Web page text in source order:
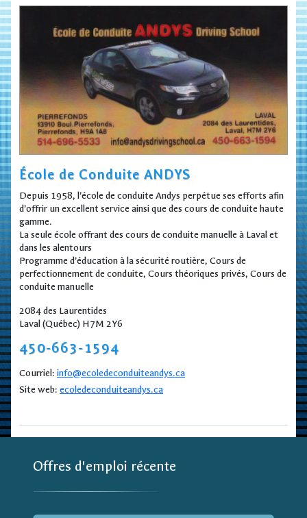
École de Conduite ANDYS
Depuis 1958, l’école de conduite Andys perpétue ses efforts afin
d’offrir un excellent service ainsi que des cours de conduite haute
gamme.
La seule école offrant des cours de conduite manuelle à Laval et
dans les alentours
Programme d’éducation à la sécurité routière, Cours de
perfectionnement de conduite, Cours théoriques privés, Cours de
conduite manuelle
2084 des Laurentides
Laval (Québec) H7M 2Y6
450-663-1594
Courriel: info@ecoledeconduiteandys.ca
Site web: ecoledeconduiteandys.ca
Offres d'emploi récente